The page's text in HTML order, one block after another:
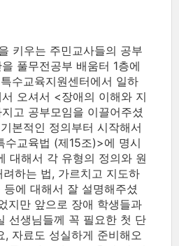
키우는 주민교사들의 공부
풀무전공부 배움터 1층에
수교육지원센터에서 일하
오셔서 <장애의 이해와 지
고 공부모임을 이끌어주셨
본적인 정의부터 시작해서
수교육법 (제15조)>에 명시
대해서 각 유형의 정의와 원
하는 법, 가르치고 지도하
에 대해서 잘 설명해주셨
지만 앞으로 장애 학생들과
선생님들께 꼭 필요한 첫 단
, 자료도 성실하게 준비해오